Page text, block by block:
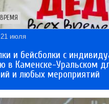
июля
и бейсболки с
в Каменске-Уральском
и любых мероприятий